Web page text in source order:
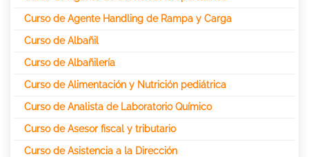
Curso de Agente Handling de Rampa y Carga
Curso de Albañil
Curso de Albañilería
Curso de Alimentación y Nutrición pediátrica
Curso de Analista de Laboratorio Químico
Curso de Asesor fiscal y tributario
Curso de Asistencia a la Dirección